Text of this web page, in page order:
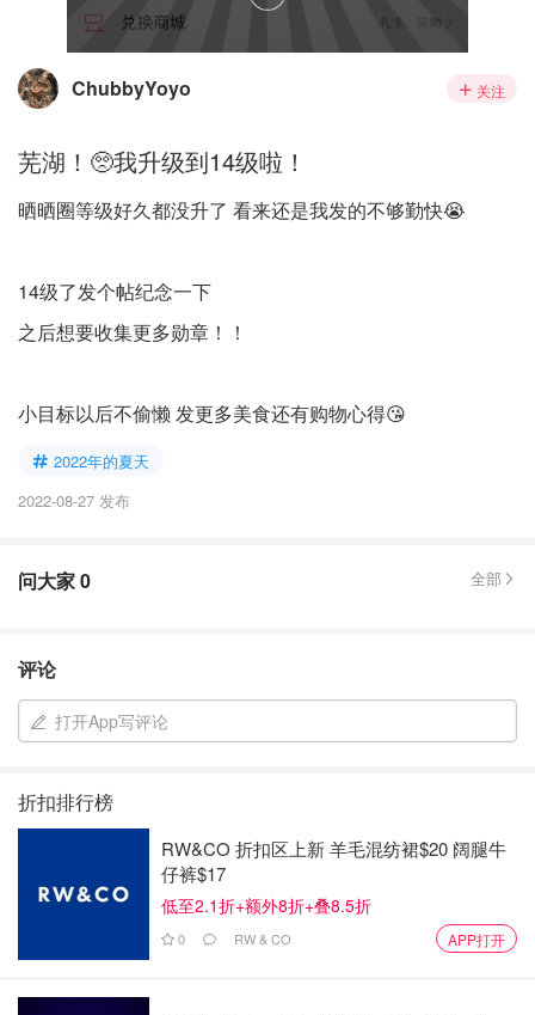
ChubbyYoyo 关注
芜湖！🥺我升级到14级啦！
晒晒圈等级好久都没升了 看来还是我发的不够勤快😭
14级了发个帖纪念一下
之后想要收集更多勋章！！
小目标以后不偷懒 发更多美食还有购物心得😘
2022年的夏天
2022-08-27 发布
问大家0 全部
评论
打开App写评论
折扣排行榜
RW&CO 折扣区上新 羊毛混纺裙$20 阔腿牛
仔裤$17
低至2.1折+额外8折+叠8.5折
0 RW & CO APP打开